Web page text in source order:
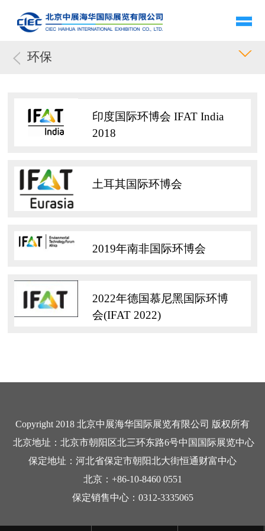
环保
印度国际环博会 IFAT India
2018
土耳其国际环博会
2019年南非国际环博会
2022年德国慕尼黑国际环博
会(IFAT 2022)
Copyright 2018 北京中展海华国际展览有限公司 版权所有
北京地址：北京市朝阳区北三环东路6号中国国际展览中心
保定地址：河北省保定市朝阳北大街恒通财富中心
北京：+86-10-8460 0551
保定销售中心：0312-3335065